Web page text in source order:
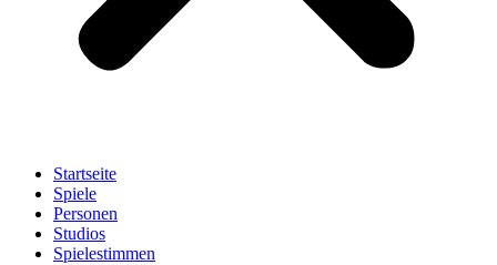
Startseite
Spiele
Personen
Studios
Spielestimmen